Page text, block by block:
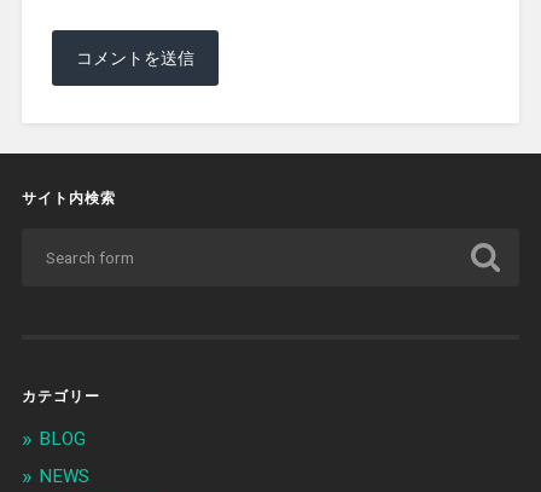
サイト内検索
カテゴリー
BLOG
NEWS